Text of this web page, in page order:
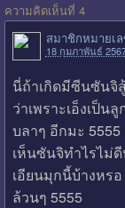
ความคิดเห็นที่ 4
สมาชิกหมายเล
18 กุมภาพันธ์
นี่ถ้าเกิดมีซีนซันจิ
ว่าเพราะเอ็งเป็น
บลาๆ อีกมะ 5555
เห็นซันจิทำไรไม่
เอียนมุกนี้บ้างหร
ล้วนๆ 5555